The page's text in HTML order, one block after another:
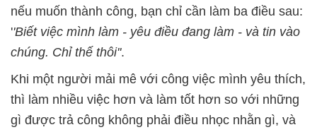
nếu muốn thành công, bạn chỉ cần làm ba điều sau:
''Biết việc mình làm - yêu điều đang làm - và tin vào
chúng. Chỉ thế thôi''.
Khi một người mải mê với công việc mình yêu thích,
thì làm nhiều việc hơn và làm tốt hơn so với những
gì được trả công không phải điều nhọc nhằn gì, và